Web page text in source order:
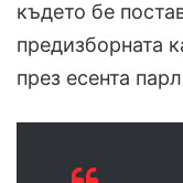
където бе
предизборната
през есента